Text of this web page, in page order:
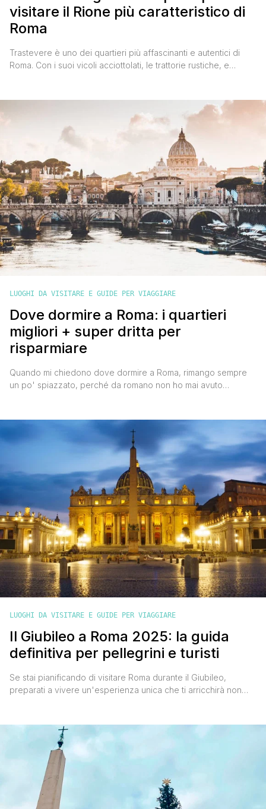
visitare il Rione più caratteristico di
Roma
Trastevere è uno dei quartieri più affascinanti e autentici di
Roma. Con i suoi vicoli acciottolati, le trattorie rustiche, e
per esplorare la sua storia e cultura, mentre la sera si anima
LUOGHI DA VISITARE E GUIDE PER VIAGGIARE
Dove dormire a Roma: i quartieri
migliori + super dritta per
risparmiare
Quando mi chiedono dove dormire a Roma, rimango sempre
un po' spiazzato, perché da romano non ho mai avuto
questa guida per aiutarti a scegliere la zona ideale per il tuo
soggiorno. Troverai anche una [']
LUOGHI DA VISITARE E GUIDE PER VIAGGIARE
Il Giubileo a Roma 2025: la guida
definitiva per pellegrini e turisti
Se stai pianificando di visitare Roma durante il Giubileo,
preparati a vivere un'esperienza unica che ti arricchirà non
speciale per tutti, fedeli e turisti, per scoprire la città in una
dimensione profonda, intensa e mistica. Non è solo una [']